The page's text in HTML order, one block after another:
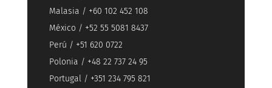
Malasia / +60 102 452 108
México / +52 55 5081 8437
Perú / +51 620 0722
Polonia / +48 22 737 24 95
Portugal / +351 234 795 821